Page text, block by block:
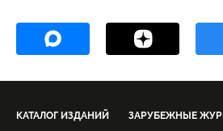
КАТАЛОГ ИЗДАНИЙ ЗАРУБЕЖНЫЕ